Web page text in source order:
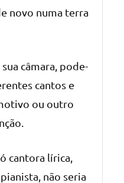
novo numa terra
câmara, pode-
cantos e
ou outro
cantora lírica,
não seria